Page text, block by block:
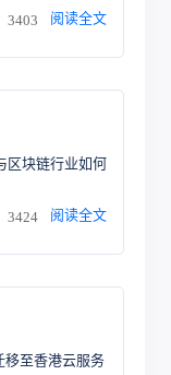
3403 阅读全文
区块链行业如何
3424 阅读全文
移至香港云服务